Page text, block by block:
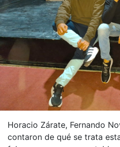
Horacio Zárate, Fernando
contaron de qué se trata